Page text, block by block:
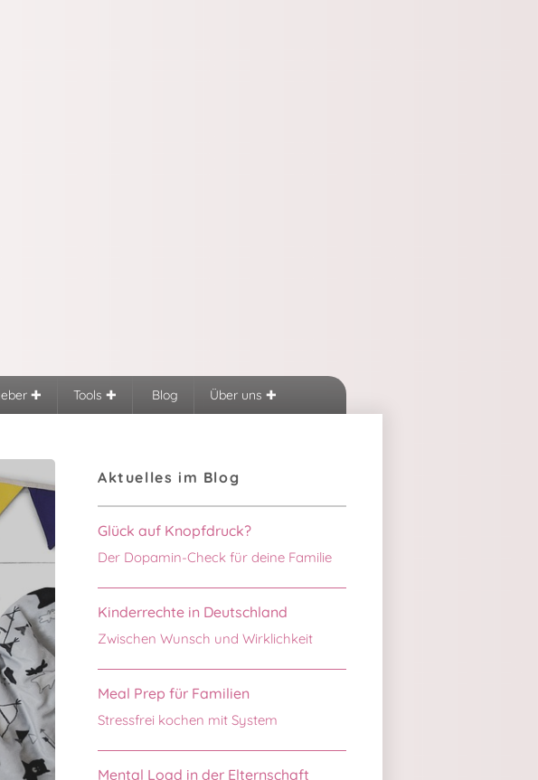
Tools Blog Über uns
Aktuelles im Blog
Glück auf Knopfdruck?
Der Dopamin-Check für deine Familie
Kinderrechte in Deutschland
Zwischen Wunsch und Wirklichkeit
Meal Prep für Familien
Stressfrei kochen mit System
Mental Load in der Elternschaft